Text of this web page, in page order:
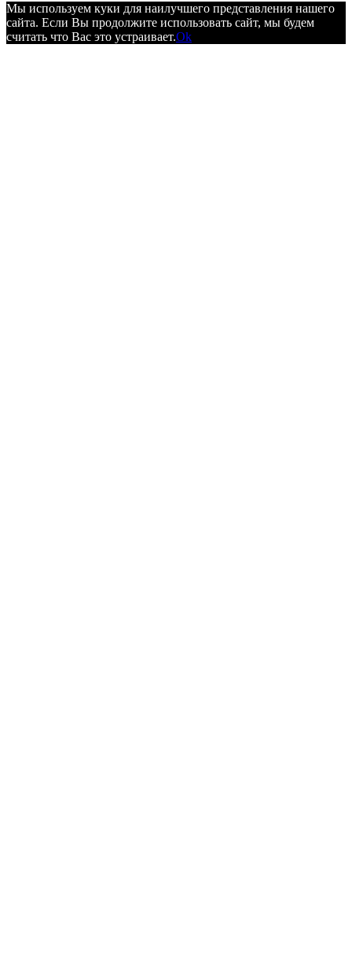
Мы используем куки для наилучшего представления нашего
сайта. Если Вы продолжите использовать сайт, мы будем
считать что Вас это устраивает.Ok